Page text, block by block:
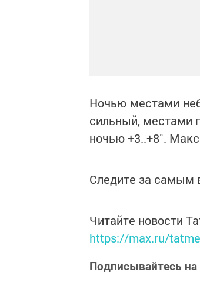
Ночью местами
сильный, местами
ночью +3..+8˚.
Следите за самым
Читайте новости
https://max.ru/
Подписывайтесь